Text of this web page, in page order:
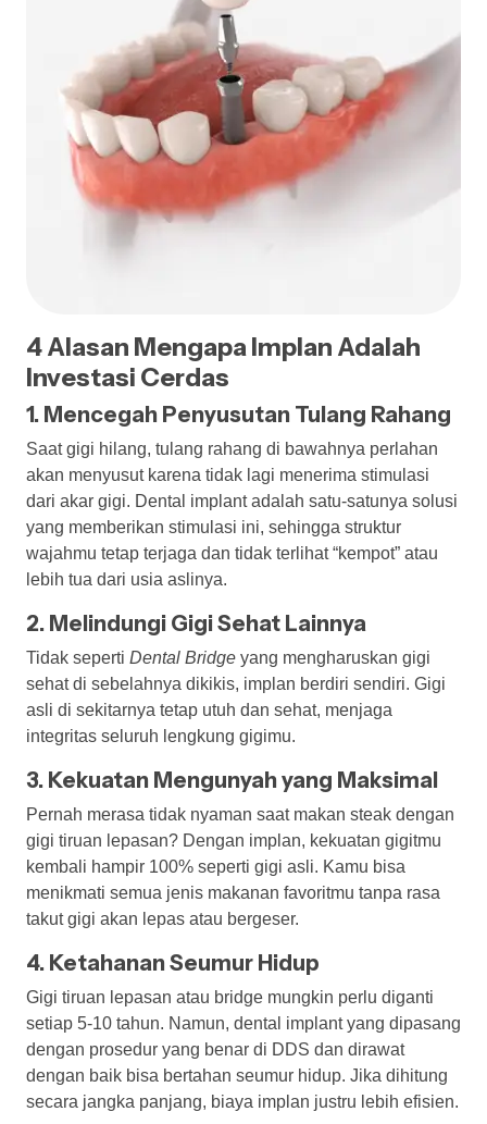
4 Alasan Mengapa Implan Adalah
Investasi Cerdas
1. Mencegah Penyusutan Tulang Rahang
Saat gigi hilang, tulang rahang di bawahnya perlahan
akan menyusut karena tidak lagi menerima stimulasi
dari akar gigi. Dental implant adalah satu-satunya solusi
yang memberikan stimulasi ini, sehingga struktur
wajahmu tetap terjaga dan tidak terlihat “kempot” atau
lebih tua dari usia aslinya.
2. Melindungi Gigi Sehat Lainnya
Tidak seperti Dental Bridge yang mengharuskan gigi
sehat di sebelahnya dikikis, implan berdiri sendiri. Gigi
asli di sekitarnya tetap utuh dan sehat, menjaga
integritas seluruh lengkung gigimu.
3. Kekuatan Mengunyah yang Maksimal
Pernah merasa tidak nyaman saat makan steak dengan
gigi tiruan lepasan? Dengan implan, kekuatan gigitmu
kembali hampir 100% seperti gigi asli. Kamu bisa
menikmati semua jenis makanan favoritmu tanpa rasa
takut gigi akan lepas atau bergeser.
4. Ketahanan Seumur Hidup
Gigi tiruan lepasan atau bridge mungkin perlu diganti
setiap 5-10 tahun. Namun, dental implant yang dipasang
dengan prosedur yang benar di DDS dan dirawat
dengan baik bisa bertahan seumur hidup. Jika dihitung
secara jangka panjang, biaya implan justru lebih efisien.